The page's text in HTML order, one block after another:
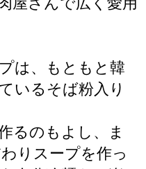
は、もともと韓
いるそば粉入り
るのもよし、ま
りスープを作っ